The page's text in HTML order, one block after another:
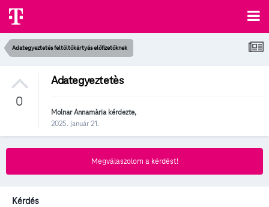
Adategyeztetés feltöltőkártyás előfizetőknek
0
Adategyeztetès
Molnar Annamàriakérdezte,
2025. január 21.
Megválaszolom a kérdést!
Kérdés